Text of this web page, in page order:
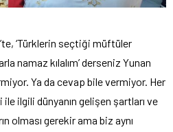
‘Türklerin seçtiği müftüler
namaz kılalım’ derseniz Yunan
Ya da cevap bile vermiyor. Her
ilgili dünyanın gelişen şartları ve
olması gerekir ama biz aynı